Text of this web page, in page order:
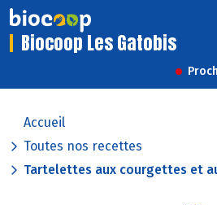
Biocoop Les Gatobis
Accueil
Toutes nos recettes
Tartelettes aux courgettes et